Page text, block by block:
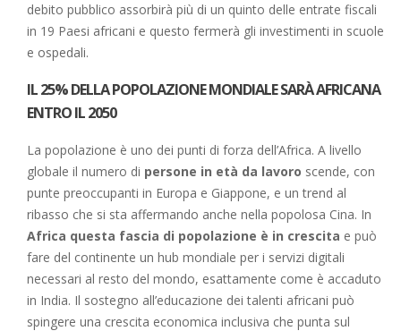
debito pubblico assorbirà più di un quinto delle entrate fiscali
in 19 Paesi africani e questo fermerà gli investimenti in scuole
e ospedali.
IL 25% DELLA POPOLAZIONE MONDIALE SARÀ AFRICANA
ENTRO IL 2050
La popolazione è uno dei punti di forza dell’Africa. A livello
globale il numero di persone in età da lavoro scende, con
punte preoccupanti in Europa e Giappone, e un trend al
ribasso che si sta affermando anche nella popolosa Cina. In
Africa questa fascia di popolazione è in crescita e può
fare del continente un hub mondiale per i servizi digitali
necessari al resto del mondo, esattamente come è accaduto
in India. Il sostegno all’educazione dei talenti africani può
spingere una crescita economica inclusiva che punta sul